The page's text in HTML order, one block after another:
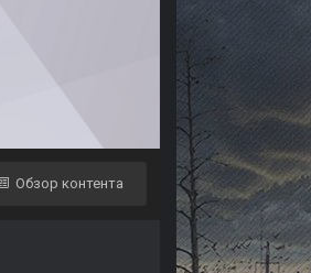
Обзор контента